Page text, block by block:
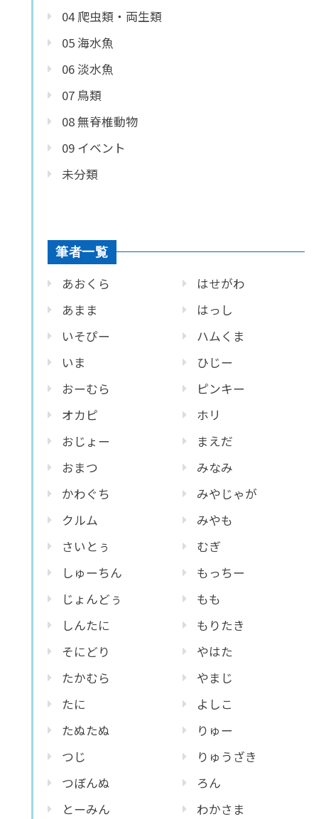
04 爬虫類・両生類
05 海水魚
06 淡水魚
07 鳥類
08 無脊椎動物
09 イベント
未分類
筆者一覧
あおくら
あまま
いそぴー
いま
おーむら
オカピ
おじょー
おまつ
かわぐち
クルム
さいとぅ
しゅーちん
じょんどぅ
しんたに
そにどり
たかむら
たに
たぬたぬ
つじ
つぼんぬ
とーみん
はせがわ
はっし
ハムくま
ひじー
ピンキー
ホリ
まえだ
みなみ
みやじゃが
みやも
むぎ
もっちー
もも
もりたき
やはた
やまじ
よしこ
りゅー
りゅうざき
ろん
わかさま